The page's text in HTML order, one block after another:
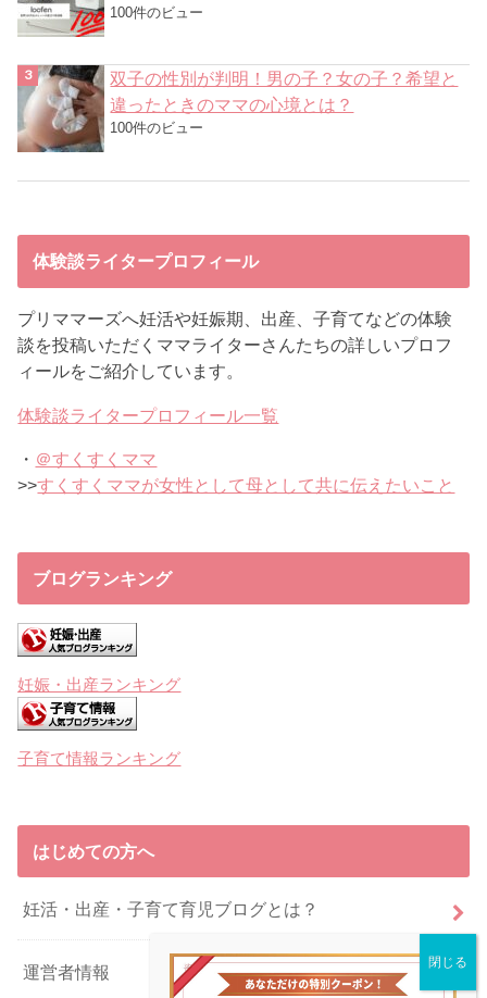
100件のビュー
双子の性別が判明！男の子？女の子？希望と
違ったときのママの心境とは？
100件のビュー
体験談ライタープロフィール
プリママーズへ妊活や妊娠期、出産、子育てなどの体験
談を投稿いただくママライターさんたちの詳しいプロフ
ィールをご紹介しています。
体験談ライタープロフィール一覧
・ ＠すくすくママ
>>すくすくママが女性として母として共に伝えたいこと
ブログランキング
妊娠・出産ランキング
子育て情報ランキング
はじめての方へ
妊活・出産・子育て育児ブログとは？
運営者情報